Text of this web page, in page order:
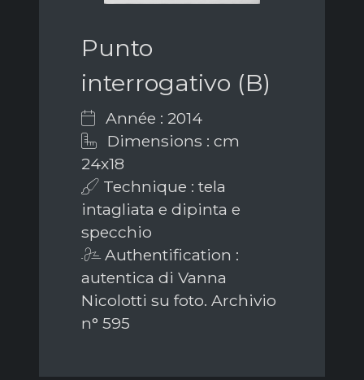
Punto
interrogativo (B)
Année : 2014
Dimensions : cm
24x18
Technique : tela
intagliata e dipinta e
specchio
Authentification :
autentica di Vanna
Nicolotti su foto. Archivio
n° 595